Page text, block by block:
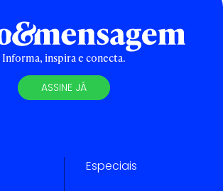
Informa, inspira e conecta.
ASSINE JÁ
Especiais